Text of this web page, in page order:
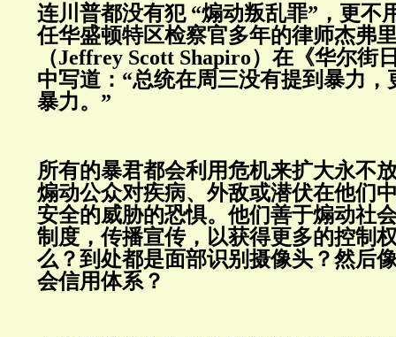
连川普都没有犯 “煽动叛乱罪”，更不
任华盛顿特区检察官多年的律师杰弗
（Jeffrey Scott Shapiro）在《华尔街
中写道：“总统在周三没有提到暴力，
暴力。”
所有的暴君都会利用危机来扩大永不
煽动公众对疾病、外敌或潜伏在他们
安全的威胁的恐惧。他们善于煽动社
制度，传播宣传，以获得更多的控制
么？到处都是面部识别摄像头？然后
会信用体系？